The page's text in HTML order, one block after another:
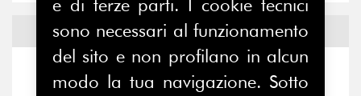
Notizie edEventi
Eventi
e di terze parti. I cookie tecnici
sono necessari al funzionamento
del sito e non profilano in alcun
modo la tua navigazione. Sotto